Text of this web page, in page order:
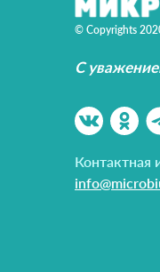
© Copyrights
С
Контактная